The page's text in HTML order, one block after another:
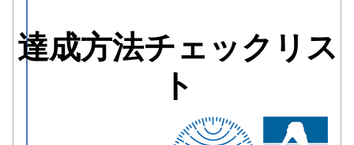
達成方法チェックリス
ト